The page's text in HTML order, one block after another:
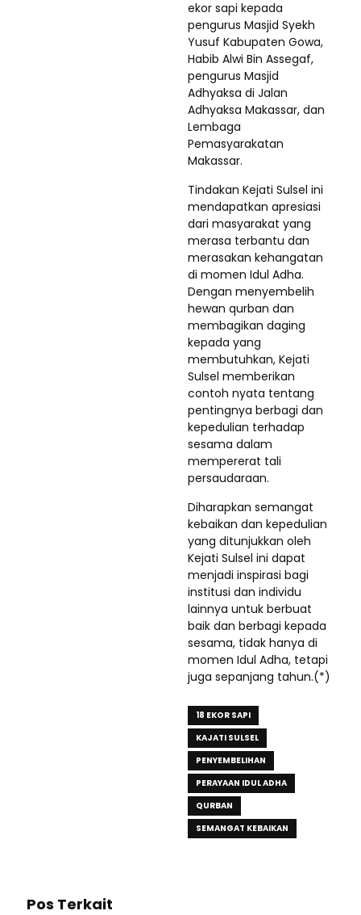
ekor sapi kepada
pengurus Masjid Syekh
Yusuf Kabupaten Gowa,
Habib Alwi Bin Assegaf,
pengurus Masjid
Adhyaksa di Jalan
Adhyaksa Makassar, dan
Lembaga
Pemasyarakatan
Makassar.
Tindakan Kejati Sulsel ini
mendapatkan apresiasi
dari masyarakat yang
merasa terbantu dan
merasakan kehangatan
di momen Idul Adha.
Dengan menyembelih
hewan qurban dan
membagikan daging
kepada yang
membutuhkan, Kejati
Sulsel memberikan
contoh nyata tentang
pentingnya berbagi dan
kepedulian terhadap
sesama dalam
mempererat tali
persaudaraan.
Diharapkan semangat
kebaikan dan kepedulian
yang ditunjukkan oleh
Kejati Sulsel ini dapat
menjadi inspirasi bagi
institusi dan individu
lainnya untuk berbuat
baik dan berbagi kepada
sesama, tidak hanya di
momen Idul Adha, tetapi
juga sepanjang tahun.(*)
18 EKOR SAPI
KAJATI SULSEL
PENYEMBELIHAN
PERAYAAN IDUL ADHA
QURBAN
SEMANGAT KEBAIKAN
Pos Terkait